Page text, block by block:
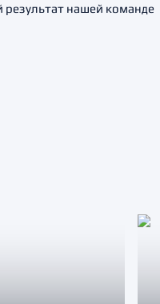
нашей команде